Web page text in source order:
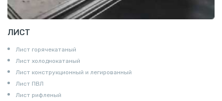
ЛИСТ
Лист горячекатаный
Лист холоднокатаный
Лист конструкционный и легированный
Лист ПВЛ
Лист рифленый